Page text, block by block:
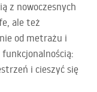
z nowoczesnych
ale też
od metrażu i
i cieszyć się